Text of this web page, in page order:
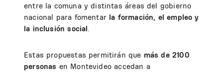
entre la comuna y distintas áreas del gobierno
nacional para fomentar la formación, el empleo y
la inclusión social.
Estas propuestas permitirán que más de 2100
personas en Montevideo accedan a